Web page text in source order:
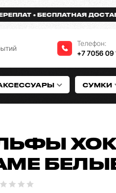
БЕСПЛАТНАЯ ДОСТАВКА
Телефон:
+7 7056 09
СУМКИ